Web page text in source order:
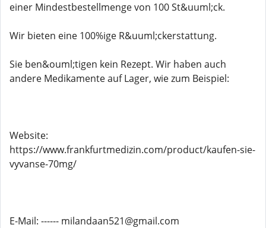
einer Mindestbestellmenge von 100 St&uuml;ck.
Wir bieten eine 100%ige R&uuml;ckerstattung.
Sie ben&ouml;tigen kein Rezept. Wir haben auch
andere Medikamente auf Lager, wie zum Beispiel:
Website:
https://www.frankfurtmedizin.com/product/kaufen-sie-
vyvanse-70mg/
E-Mail: ------ milandaan521@gmail.com